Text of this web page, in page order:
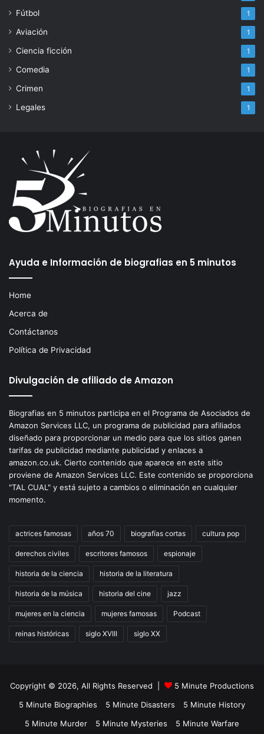
Fútbol 1
Aviación 1
Ciencia ficción 1
Comedia 1
Crimen 1
Legales 1
Ayuda e Información de biografias en 5 minutos
Home
Acerca de
Contáctanos
Política de Privacidad
Divulgación de afiliado de Amazon
Biografias en 5 minutos participa en el Programa de Asociados de
Amazon Services LLC, un programa de publicidad para afiliados
diseñado para proporcionar un medio para que los sitios ganen
tarifas de publicidad mediante publicidad y enlaces a
amazon.co.uk. Cierto contenido que aparece en este sitio
proviene de Amazon Services LLC. Este contenido se proporciona
"TAL CUAL" y está sujeto a cambios o eliminación en cualquier
momento.
actrices famosas años 70 biografías cortas cultura pop
derechos civiles escritores famosos espionaje
historia de la ciencia historia de la literatura
historia de la música historia del cine jazz
mujeres en la ciencia mujeres famosas Podcast
reinas históricas siglo XVIII siglo XX
Copyright © 2026, All Rights Reserved |
5 Minute Productions
5 Minute Biographies
5 Minute Disasters
5 Minute History
5 Minute Murder
5 Minute Mysteries 5 Minute Warfare